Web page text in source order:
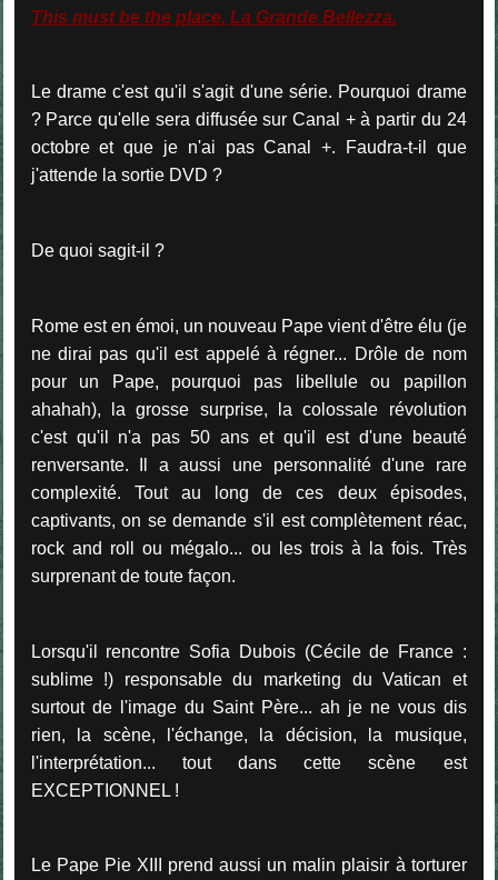
This must be the place, La Grande Bellezza.
Le drame c'est qu'il s'agit d'une série. Pourquoi drame
? Parce qu'elle sera diffusée sur Canal + à partir du 24
octobre et que je n'ai pas Canal +. Faudra-t-il que
j'attende la sortie DVD ?
De quoi sagit-il ?
Rome est en émoi, un nouveau Pape vient d'être élu (je
ne dirai pas qu'il est appelé à régner... Drôle de nom
pour un Pape, pourquoi pas libellule ou papillon
ahahah), la grosse surprise, la colossale révolution
c'est qu'il n'a pas 50 ans et qu'il est d'une beauté
renversante. Il a aussi une personnalité d'une rare
complexité. Tout au long de ces deux épisodes,
captivants, on se demande s'il est complètement réac,
rock and roll ou mégalo... ou les trois à la fois. Très
surprenant de toute façon.
Lorsqu'il rencontre Sofia Dubois (Cécile de France :
sublime !) responsable du marketing du Vatican et
surtout de l'image du Saint Père... ah je ne vous dis
rien, la scène, l'échange, la décision, la musique,
l'interprétation... tout dans cette scène est
EXCEPTIONNEL !
Le Pape Pie XIII prend aussi un malin plaisir à torturer